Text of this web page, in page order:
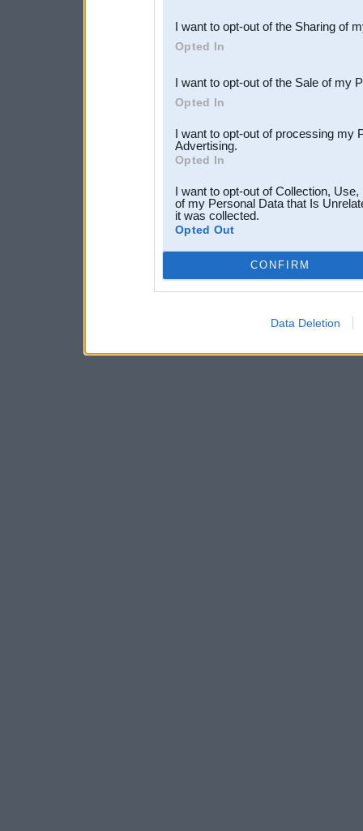
Downstream Participants
third parties.
I want to opt-out of the Sharing of
Opted In
I want to opt-out of the Sale of my
Opted In
I want to opt-out of processing my
Advertising.
Opted In
I want to opt-out of Collection,
of my Personal Data that Is
it was collected.
Opted Out
CONFIRM
Data Deletion